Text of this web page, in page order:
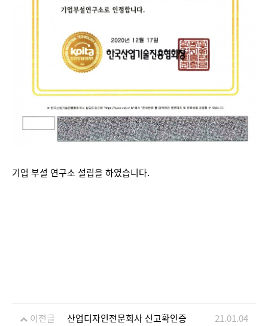
기업 부설 연구소 설립을 하였습니다.
이전글 산업디자인전문회사 신고확인증 21.01.04